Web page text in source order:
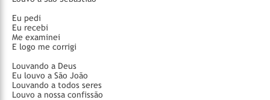
Eu pedi
Eu recebi
Me examinei
E logo me corrigi
Louvando a Deus
Eu louvo a São João
Louvando a todos seres
Louvo a nossa confissão